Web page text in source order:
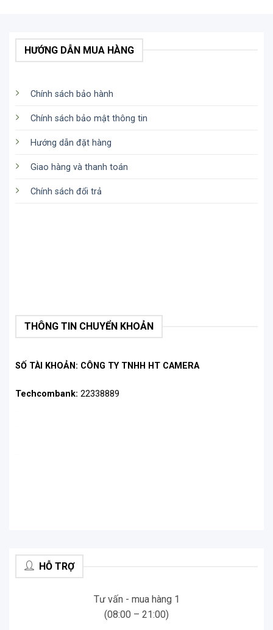
HƯỚNG DẪN MUA HÀNG
Chính sách bảo hành
Chính sách bảo mật thông tin
Hướng dẫn đặt hàng
Giao hàng và thanh toán
Chính sách đổi trả
THÔNG TIN CHUYỂN KHOẢN
SỐ TÀI KHOẢN: CÔNG TY TNHH HT CAMERA
Techcombank: 22338889
HỖ TRỢ
Tư vấn - mua hàng 1
(08:00 – 21:00)